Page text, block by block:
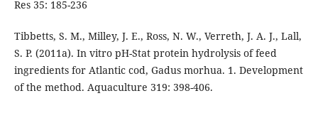
Res 35: 185-236
Tibbetts, S. M., Milley, J. E., Ross, N. W., Verreth, J. A. J., Lall,
S. P. (2011a). In vitro pH-Stat protein hydrolysis of feed
ingredients for Atlantic cod, Gadus morhua. 1. Development
of the method. Aquaculture 319: 398-406.